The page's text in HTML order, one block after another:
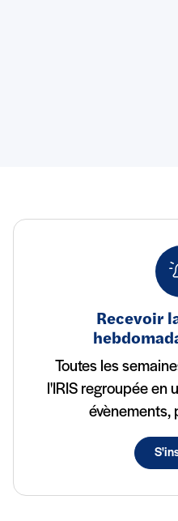
Recevoir
Toutes les
l'IRIS regroupée en
évènements,